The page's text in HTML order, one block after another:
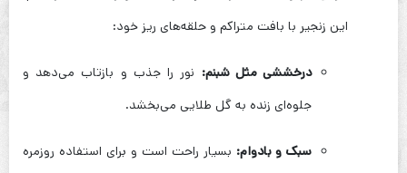
این زنجیر با بافت متراکم و حلقه‌های ریز خود:
درخششی مثل شبنم: نور را جذب و بازتاب می‌دهد و
جلوه‌ای زنده به گل طلایی می‌بخشد.
سبک و بادوام: بسیار راحت است و برای استفاده روزمره